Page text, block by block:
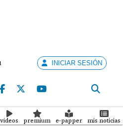
Meduca
INICIAR SESIÓN
videos premium e-papper mis noticias